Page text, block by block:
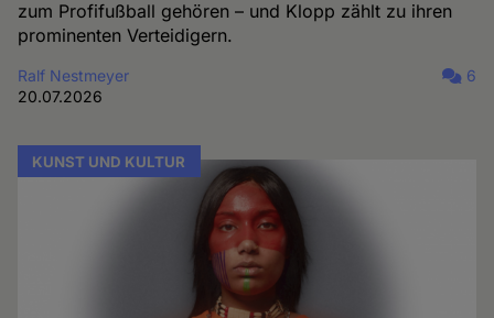
zum Profifußball gehören – und Klopp zählt zu ihren
prominenten Verteidigern.
Ralf Nestmeyer
20.07.2026
6
KUNST UND KULTUR